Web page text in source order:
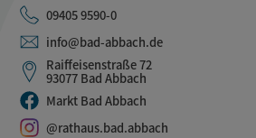
09405 9590-0
info@bad-abbach.de
Raiffeisenstraße 72
93077 Bad Abbach
Markt Bad Abbach
@rathaus.bad.abbach